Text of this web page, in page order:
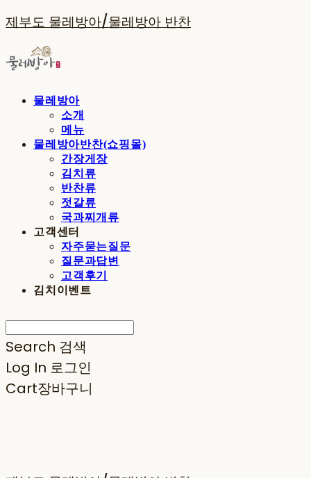
제부도 물레방아/물레방아 반찬
물레방아
소개
메뉴
물레방아반찬(쇼핑몰)
간장게장
김치류
반찬류
젓갈류
국과찌개류
고객센터
자주묻는질문
질문과답변
고객후기
김치이벤트
Search 검색
Log In 로그인
Cart장바구니